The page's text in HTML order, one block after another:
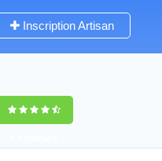
Inscription Artisan